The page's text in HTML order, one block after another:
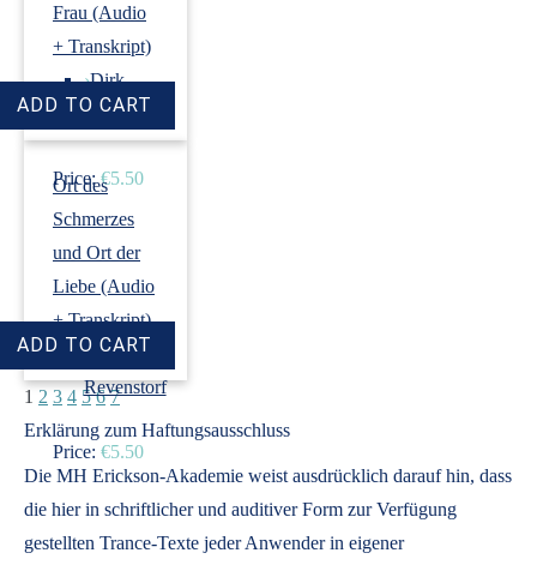
Frau (Audio
+ Transkript)
›Dirk
Revenstorf
Price: €5.50
Ort des
Schmerzes
und Ort der
Liebe (Audio
+ Transkript)
›Dirk
Revenstorf
Price: €5.50
1 2 3 4 5 6 7
Erklärung zum Haftungsausschluss
Die MH Erickson-Akademie weist ausdrücklich darauf hin, dass
die hier in schriftlicher und auditiver Form zur Verfügung
gestellten Trance-Texte jeder Anwender in eigener